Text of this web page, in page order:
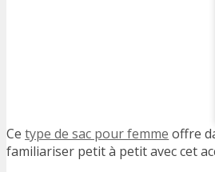
Cetype de sac pour femme offre
familiariser petit à petit avec cet